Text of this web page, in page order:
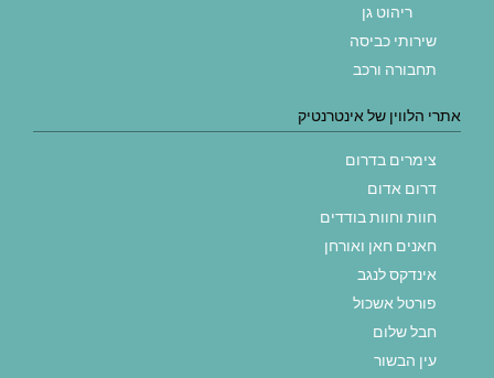
ריהוט גן
שירותי כביסה
תחבורה ורכב
אתרי הלווין של אינטרנטיק
צימרים בדרום
דרום אדום
חוות וחוות בודדים
חאנים חאן ואורחן
אינדקס לנגב
פורטל אשכול
חבל שלום
עין הבשור